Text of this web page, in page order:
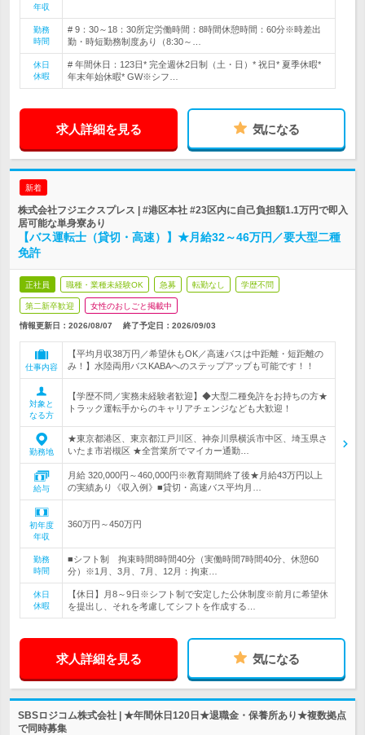
年収
勤務
時間
# 9：30～18：30所定労働時間：8時間休憩時間：60分※時差出
勤・時短勤務制度あり（8:30～…
休日
休暇
# 年間休日：123日* 完全週休2日制（土・日）* 祝日* 夏季休暇*
年末年始休暇* GW※シフ…
求人詳細を見る 気になる
新着
株式会社フジエクスプレス | #港区本社 #23区内に自己負担額1.1万円で即入
居可能な単身寮あり
【バス運転士（貸切・高速）】★月給32～46万円／要大型二種
免許
正社員 職種・業種未経験OK 急募 転勤なし 学歴不問
第二新卒歓迎 女性のおしごと掲載中
情報更新日：2026/08/07 終了予定日： 2026/09/03
仕事内容
【平均月収38万円／希望休もOK／高速バスは中距離・短距離の
み！】水陸両用バスKABAへのステップアップも可能です！！
対象と
なる方
【学歴不問／実務未経験者歓迎】◆大型二種免許をお持ちの方★
トラック運転手からのキャリアチェンジなども大歓迎！
勤務地
★東京都港区、東京都江戸川区、神奈川県横浜市中区、埼玉県さ
いたま市岩槻区 ★全営業所でマイカー通勤…
給与
月給 320,000円～460,000円※教育期間終了後★月給43万円以上
の実績あり《収入例》■貸切・高速バス平均月…
初年度
年収
360万円～450万円
勤務
時間
■シフト制 拘束時間8時間40分（実働時間7時間40分、休憩60
分）※1月、3月、7月、12月：拘束…
休日
休暇
【休日】月8～9日※シフト制で安定した公休制度※前月に希望休
を提出し、それを考慮してシフトを作成する…
求人詳細を見る 気になる
SBSロジコム株式会社 | ★年間休日120日★退職金・保養所あり★複数拠点
で同時募集